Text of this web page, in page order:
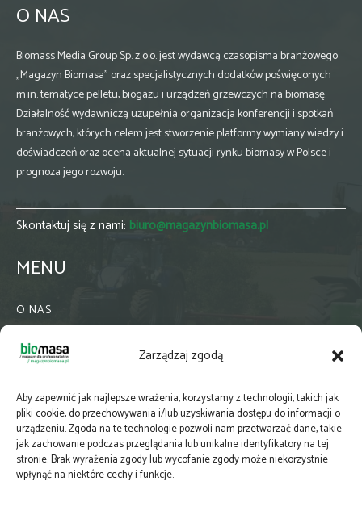
Zarządzaj zgodą
Aby zapewnić jak najlepsze wrażenia, korzystamy z technologii, takich jak
pliki cookie, do przechowywania i/lub uzyskiwania dostępu do informacji o
urządzeniu. Zgoda na te technologie pozwoli nam przetwarzać dane, takie
jak zachowanie podczas przeglądania lub unikalne identyfikatory na tej
stronie. Brak wyrażenia zgody lub wycofanie zgody może niekorzystnie
wpłynąć na niektóre cechy i funkcje.
O NAS
Biomass Media Group Sp. z o.o. jest wydawcą czasopisma branżowego
„Magazyn Biomasa” oraz specjalistycznych dodatków poświęconych
m.in. tematyce pelletu, biogazu i urządzeń grzewczych na biomasę.
Działalność wydawniczą uzupełnia organizacja konferencji i spotkań
branżowych, których celem jest stworzenie platformy wymiany wiedzy i
doświadczeń oraz ocena aktualnej sytuacji rynku biomasy w Polsce i
prognoza jego rozwoju.
Skontaktuj się z nami: biuro@magazynbiomasa.pl
MENU
O NAS
WSPÓŁPRACA
PRENUMERATA
NEWSLETTER
MAPY
E-WYDANIE